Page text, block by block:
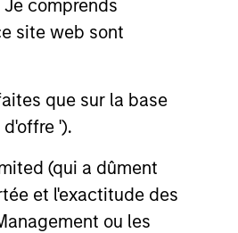
comprends
site web sont
que sur la base
').
(qui a dûment
et l'exactitude des
ou les